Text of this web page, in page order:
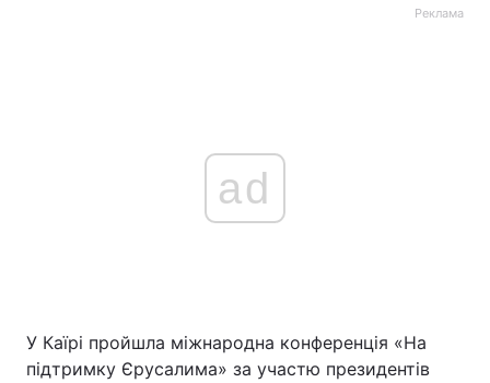
Реклама
ad
У Каїрі пройшла міжнародна конференція «На
підтримку Єрусалима» за участю президентів